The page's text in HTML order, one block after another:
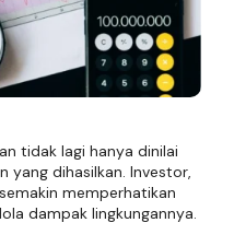
tidak lagi hanya dinilai
yang dihasilkan. Investor,
memperhatikan
dampak lingkungannya.